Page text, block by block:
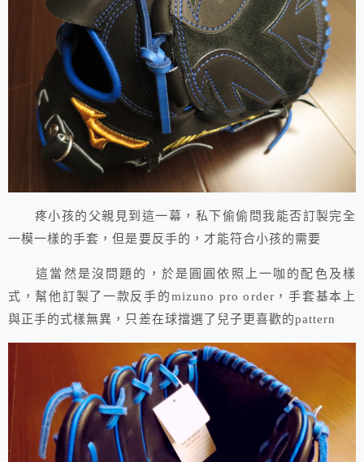
疼小孩的父親見到這一幕，私下偷偷問我能否訂製完全
一模一樣的手套，但是要反手的，才能符合小孩的需要
這當然是沒問題的，於是圓圓依照上一咖的配色及樣
式，幫他訂製了一款反手的mizuno pro order，手套基本上
與正手的式樣無異，只差在球擋選了兒子更喜歡的pattern